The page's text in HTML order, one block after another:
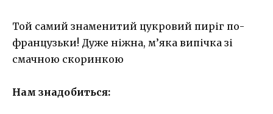
Той самий знаменитий цукровий пиріг по-
французьки! Дуже ніжна, м’яка випічка зі
смачною скоринкою
Нам знадобиться: